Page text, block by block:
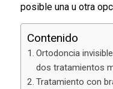
posible una u otra
Contenido
Ortodoncia
dos tratamientos
Tratamiento con